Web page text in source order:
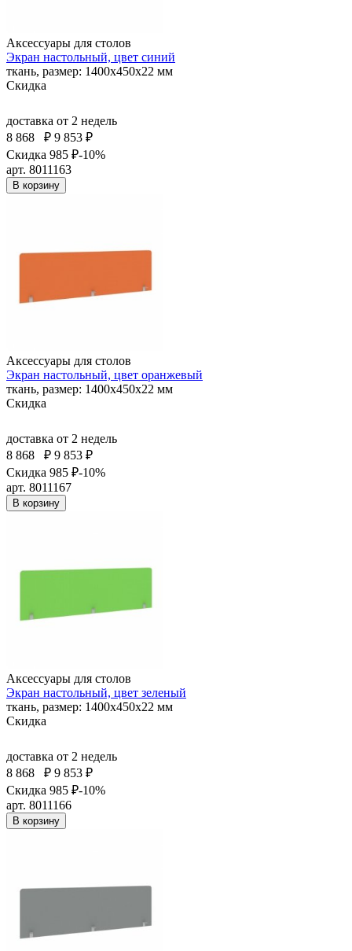
Аксессуары для столов
Экран настольный, цвет синий
ткань, размер: 1400х450х22 мм
Скидка
доставка от 2 недель
8 868
₽ 9 853 ₽
Скидка 985 ₽-10%
арт. 8011163
В корзину
Аксессуары для столов
Экран настольный, цвет оранжевый
ткань, размер: 1400х450х22 мм
Скидка
доставка от 2 недель
8 868
₽ 9 853 ₽
Скидка 985 ₽-10%
арт. 8011167
В корзину
Аксессуары для столов
Экран настольный, цвет зеленый
ткань, размер: 1400х450х22 мм
Скидка
доставка от 2 недель
8 868
₽ 9 853 ₽
Скидка 985 ₽-10%
арт. 8011166
В корзину